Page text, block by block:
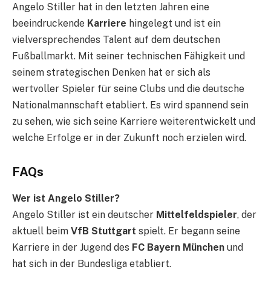
Angelo Stiller hat in den letzten Jahren eine
beeindruckende Karriere hingelegt und ist ein
vielversprechendes Talent auf dem deutschen
Fußballmarkt. Mit seiner technischen Fähigkeit und
seinem strategischen Denken hat er sich als
wertvoller Spieler für seine Clubs und die deutsche
Nationalmannschaft etabliert. Es wird spannend sein
zu sehen, wie sich seine Karriere weiterentwickelt und
welche Erfolge er in der Zukunft noch erzielen wird.
FAQs
Wer ist Angelo Stiller?
Angelo Stiller ist ein deutscher Mittelfeldspieler, der
aktuell beim VfB Stuttgart spielt. Er begann seine
Karriere in der Jugend des FC Bayern München und
hat sich in der Bundesliga etabliert.